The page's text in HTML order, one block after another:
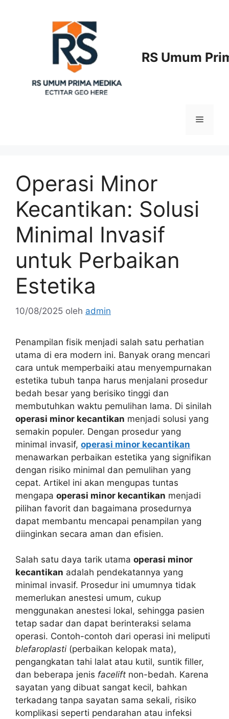
RS Umum
Menu
Operasi Minor
Kecantikan: Solusi
Minimal Invasif
untuk Perbaikan
Estetika
10/08/2025 oleh admin
Penampilan fisik menjadi salah satu perhatian
utama di era modern ini. Banyak orang mencari
cara untuk memperbaiki atau menyempurnakan
estetika tubuh tanpa harus menjalani prosedur
bedah besar yang berisiko tinggi dan
membutuhkan waktu pemulihan lama. Di sinilah
operasi minor kecantikan menjadi solusi yang
semakin populer. Dengan prosedur yang
minimal invasif, operasi minor kecantikan
menawarkan perbaikan estetika yang signifikan
dengan risiko minimal dan pemulihan yang
cepat. Artikel ini akan mengupas tuntas
mengapa operasi minor kecantikan menjadi
pilihan favorit dan bagaimana prosedurnya
dapat membantu mencapai penampilan yang
diinginkan secara aman dan efisien.
Salah satu daya tarik utama operasi minor
kecantikan adalah pendekatannya yang
minimal invasif. Prosedur ini umumnya tidak
memerlukan anestesi umum, cukup
menggunakan anestesi lokal, sehingga pasien
tetap sadar dan dapat berinteraksi selama
operasi. Contoh-contoh dari operasi ini meliputi
blefaroplasti (perbaikan kelopak mata),
pengangkatan tahi lalat atau kutil, suntik filler,
dan beberapa jenis facelift non-bedah. Karena
sayatan yang dibuat sangat kecil, bahkan
terkadang tanpa sayatan sama sekali, risiko
komplikasi seperti pendarahan atau infeksi